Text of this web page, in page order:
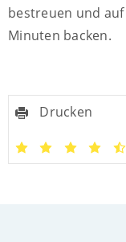
bestreuen und
Minuten backen.
Drucken